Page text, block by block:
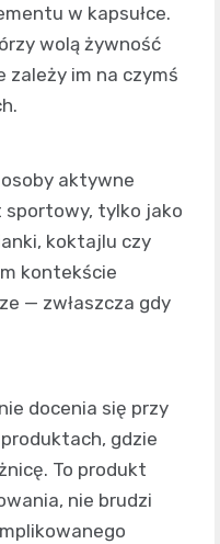
w kapsułce.
wolą żywność
zależy im na czymś
aktywne
sportowy, tylko jako
koktajlu czy
kontekście
— zwłaszcza gdy
docenia się przy
gdzie
To produkt
nie brudzi